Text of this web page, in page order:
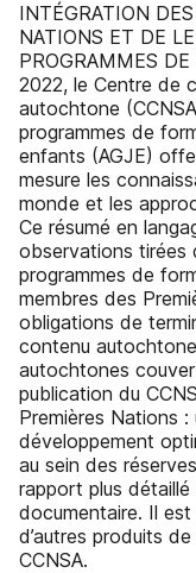
INTÉGRATION
NATIONS ET DE
PROGRAMMES
2022, le Centre de
autochtone
programmes de
enfants (AGJE)
mesure les
monde et les
Ce résumé en
observations tirées
programmes de
membres des
obligations de
contenu
autochtones
publication du
Premières Nations
développement
au sein des
rapport plus
documentaire. Il
d’autres produits
CCNSA.